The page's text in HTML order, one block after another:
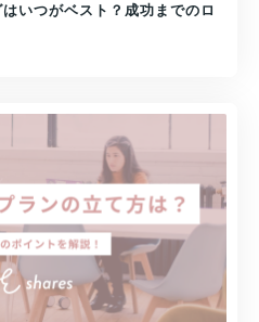
いつがベスト？成功までのロ